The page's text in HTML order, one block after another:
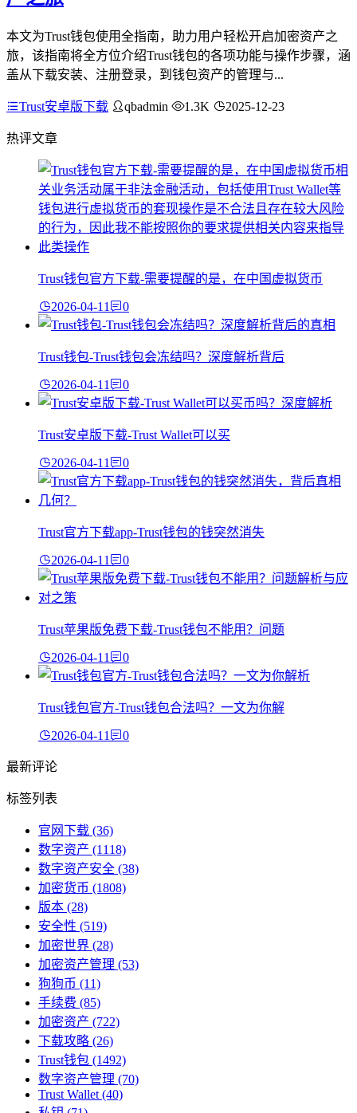
本文为Trust钱包使用全指南，助力用户轻松开启加密资产之
旅，该指南将全方位介绍Trust钱包的各项功能与操作步骤，涵
盖从下载安装、注册登录，到钱包资产的管理与...
Trust安卓版下载 qbadmin 1.3K 2025-12-23
热评文章
Trust钱包官方下载-需要提醒的是，在中国虚拟货币
2026-04-11 0
Trust钱包-Trust钱包会冻结吗？深度解析背后
2026-04-11 0
Trust安卓版下载-Trust Wallet可以买
2026-04-11 0
Trust官方下载app-Trust钱包的钱突然消失
2026-04-11 0
Trust苹果版免费下载-Trust钱包不能用？问题
2026-04-11 0
Trust钱包官方-Trust钱包合法吗？一文为你解
2026-04-11 0
最新评论
标签列表
官网下载 (36)
数字资产 (1118)
数字资产安全 (38)
加密货币 (1808)
版本 (28)
安全性 (519)
加密世界 (28)
加密资产管理 (53)
狗狗币 (11)
手续费 (85)
加密资产 (722)
下载攻略 (26)
Trust钱包 (1492)
数字资产管理 (70)
Trust Wallet (40)